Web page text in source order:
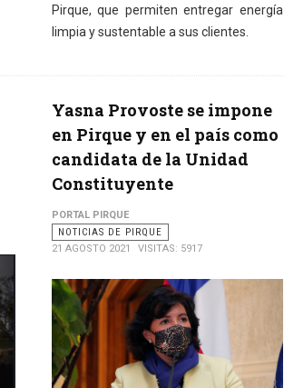
Pirque, que permiten entregar energía
limpia y sustentable a sus clientes.
Yasna Provoste se impone
en Pirque y en el país como
candidata de la Unidad
Constituyente
PORTAL PIRQUE
NOTICIAS DE PIRQUE
21 AGOSTO 2021
VISITAS: 5917